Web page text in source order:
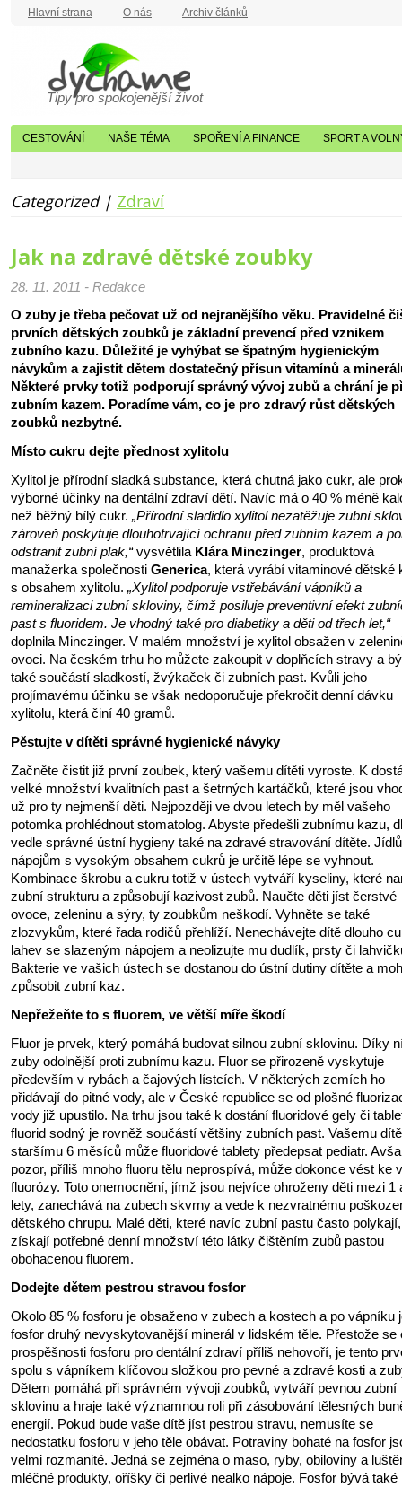
Hlavní strana O nás Archiv článků
Tipy pro spokojenější život
CESTOVÁNÍ NAŠE TÉMA SPOŘENÍ A FINANCE SPORT A
Categorized | Zdraví
Jak na zdravé dětské zoubky
28. 11. 2011 - Redakce
O zuby je třeba pečovat už od nejranějšího věku. Pravidelné
prvních dětských zoubků je základní prevencí před vznikem
zubního kazu. Důležité je vyhýbat se špatným hygienickým
návykům a zajistit dětem dostatečný přísun vitamínů a
Některé prvky totiž podporují správný vývoj zubů a chrání je
zubním kazem. Poradíme vám, co je pro zdravý růst dětských
zoubků nezbytné.
Místo cukru dejte přednost xylitolu
Xylitol je přírodní sladká substance, která chutná jako cukr, ale
výborné účinky na dentální zdraví dětí. Navíc má o 40 % méně
než běžný bílý cukr. „Přírodní sladidlo xylitol nezatěžuje zubní
zároveň poskytuje dlouhotrvající ochranu před zubním kazem a
odstranit zubní plak,“vysvětlila Klára Minczinger, produktová
manažerka společnosti Generica, která vyrábí vitaminové dětské
s obsahem xylitolu. „Xylitol podporuje vstřebávání vápníků a
remineralizaci zubní skloviny, čímž posiluje preventivní efekt
past s fluoridem. Je vhodný také pro diabetiky a děti od třech let,“
doplnila Minczinger. V malém množství je xylitol obsažen v
ovoci. Na českém trhu ho můžete zakoupit v doplňcích stravy a
také součástí sladkostí, žvýkaček či zubních past. Kvůli jeho
projímavému účinku se však nedoporučuje překročit denní dávku
xylitolu, která činí 40 gramů.
Pěstujte v dítěti správné hygienické návyky
Začněte čistit již první zoubek, který vašemu dítěti vyroste. K
velké množství kvalitních past a šetrných kartáčků, které jsou
už pro ty nejmenší děti. Nejpozději ve dvou letech by měl vašeho
potomka prohlédnout stomatolog. Abyste předešli zubnímu kazu,
vedle správné ústní hygieny také na zdravé stravování dítěte.
nápojům s vysokým obsahem cukrů je určitě lépe se vyhnout.
Kombinace škrobu a cukru totiž v ústech vytváří kyseliny, které
zubní strukturu a způsobují kazivost zubů. Naučte děti jíst čerstvé
ovoce, zeleninu a sýry, ty zoubkům neškodí. Vyhněte se také
zlozvykům, které řada rodičů přehlíží. Nenechávejte dítě dlouho
lahev se slazeným nápojem a neolizujte mu dudlík, prsty či
Bakterie ve vašich ústech se dostanou do ústní dutiny dítěte a
způsobit zubní kaz.
Nepřežeňte to s fluorem, ve větší míře škodí
Fluor je prvek, který pomáhá budovat silnou zubní sklovinu. Díky
zuby odolnější proti zubnímu kazu. Fluor se přirozeně vyskytuje
především v rybách a čajových lístcích. V některých zemích ho
přidávají do pitné vody, ale v České republice se od plošné
vody již upustilo. Na trhu jsou také k dostání fluoridové gely či
fluorid sodný je rovněž součástí většiny zubních past. Vašemu
staršímu 6 měsíců může fluoridové tablety předepsat pediatr.
pozor, příliš mnoho fluoru tělu neprospívá, může dokonce vést ke
fluorózy. Toto onemocnění, jímž jsou nejvíce ohroženy děti mezi 1
lety, zanechává na zubech skvrny a vede k nezvratnému
dětského chrupu. Malé děti, které navíc zubní pastu často polykají,
získají potřebné denní množství této látky čištěním zubů pastou
obohacenou fluorem.
Dodejte dětem pestrou stravou fosfor
Okolo 85 % fosforu je obsaženo v zubech a kostech a po vápníku
fosfor druhý nevyskytovanější minerál v lidském těle. Přestože se
prospěšnosti fosforu pro dentální zdraví příliš nehovoří, je tento
spolu s vápníkem klíčovou složkou pro pevné a zdravé kosti a
Dětem pomáhá při správném vývoji zoubků, vytváří pevnou zubní
sklovinu a hraje také významnou roli při zásobování tělesných
energií. Pokud bude vaše dítě jíst pestrou stravu, nemusíte se
nedostatku fosforu v jeho těle obávat. Potraviny bohaté na fosfor
velmi rozmanité. Jedná se zejména o maso, ryby, obiloviny a
mléčné produkty, oříšky či perlivé nealko nápoje. Fosfor bývá také